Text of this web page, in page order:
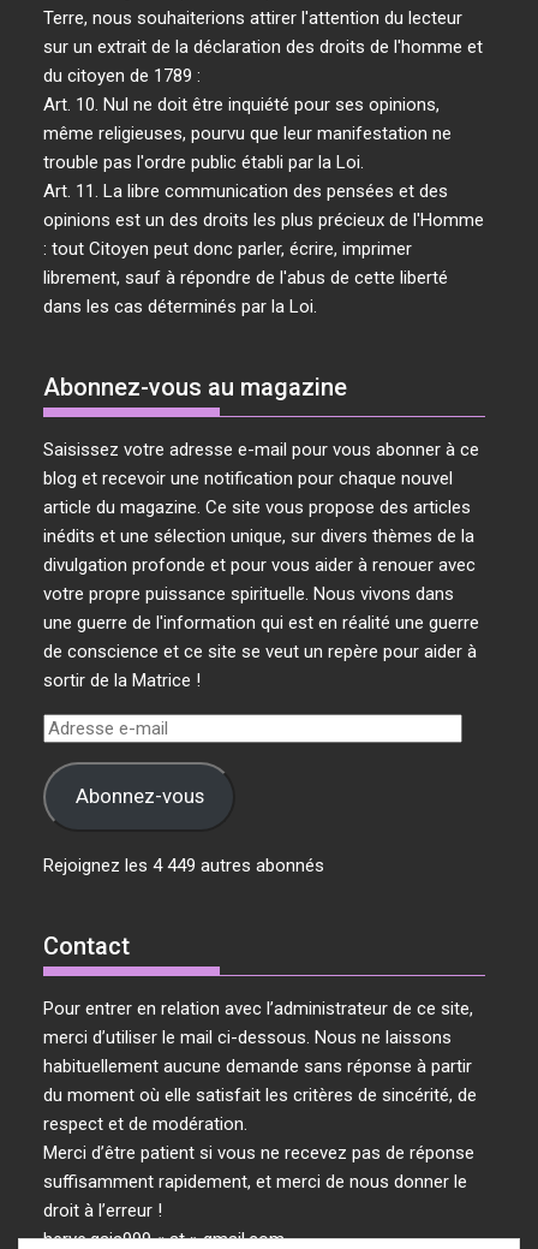
Terre, nous souhaiterions attirer l'attention du lecteur
sur un extrait de la déclaration des droits de l'homme et
du citoyen de 1789 :
Art. 10. Nul ne doit être inquiété pour ses opinions,
même religieuses, pourvu que leur manifestation ne
trouble pas l'ordre public établi par la Loi.
Art. 11. La libre communication des pensées et des
opinions est un des droits les plus précieux de l'Homme
: tout Citoyen peut donc parler, écrire, imprimer
librement, sauf à répondre de l'abus de cette liberté
dans les cas déterminés par la Loi.
Abonnez-vous au magazine
Saisissez votre adresse e-mail pour vous abonner à ce
blog et recevoir une notification pour chaque nouvel
article du magazine. Ce site vous propose des articles
inédits et une sélection unique, sur divers thèmes de la
divulgation profonde et pour vous aider à renouer avec
votre propre puissance spirituelle. Nous vivons dans
une guerre de l'information qui est en réalité une guerre
de conscience et ce site se veut un repère pour aider à
sortir de la Matrice !
Adresse
mail Abonnez-vous
Rejoignez les 4 449 autres abonnés
Contact
Pour entrer en relation avec l’administrateur de ce site,
merci d’utiliser le mail ci-dessous. Nous ne laissons
habituellement aucune demande sans réponse à partir
du moment où elle satisfait les critères de sincérité, de
respect et de modération.
Merci d’être patient si vous ne recevez pas de réponse
suffisamment rapidement, et merci de nous donner le
droit à l’erreur !
herve.gaia999 « at » gmail.com